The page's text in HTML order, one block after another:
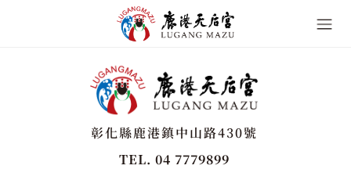
彰化縣鹿港鎮中山路430號
TEL. 04 7779899